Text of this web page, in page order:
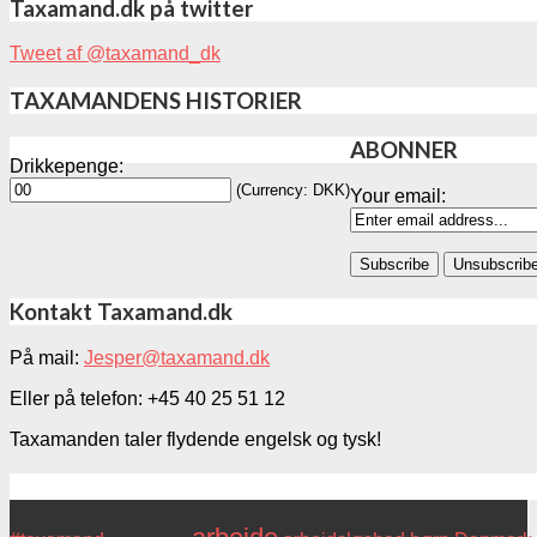
Taxamand.dk på twitter
Tweet af @taxamand_dk
TAXAMANDENS HISTORIER
Drikkepenge:
(Currency: DKK)
ABONNER
Your email:
Kontakt Taxamand.dk
På mail: Jesper@taxamand.dk
Eller på telefon: +45 40 25 51 12
Taxamanden taler flydende engelsk og tysk!